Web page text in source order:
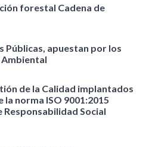
forestal Cadena de
Públicas, apuestan por los
de la Calidad implantados
norma ISO 9001:2015
Social